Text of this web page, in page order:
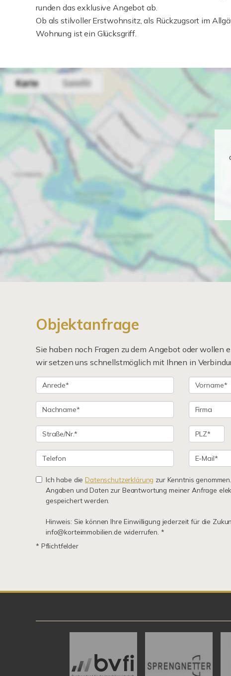
runden das exklusive Angebot ab.
Ob als stilvoller Erstwohnsitz, als Rückzugsort im
Wohnung ist ein Glücksgriff.
Objektanfrage
Sie haben noch Fragen zu dem Angebot oder wollen
wir setzen uns schnellstmöglich mit Ihnen in
Ich habe dieDatenschutzerklärung zur Kenntnis
Angaben und Daten zur Beantwortung meiner Anfrage
gespeichert werden.
Hinweis: Sie können Ihre Einwilligung jederzeit für die
info@korteimmobilien.de widerrufen. *
* Pflichtfelder